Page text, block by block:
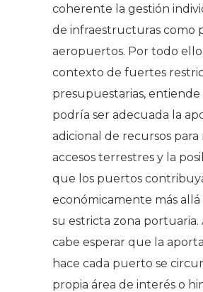
coherente la gestión
de infraestructuras como
aeropuertos. Por todo
contexto de fuertes
presupuestarias,
podría ser adecuada la
adicional de recursos para
accesos terrestres y la
que los puertos
económicamente más
su estricta zona portuaria.
cabe esperar que la
hace cada puerto se
propia área de interés o